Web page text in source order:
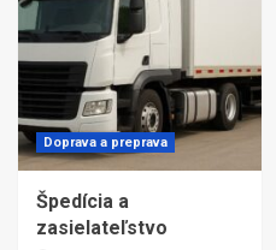
Doprava a preprava
Špedícia a
zasielateľstvo